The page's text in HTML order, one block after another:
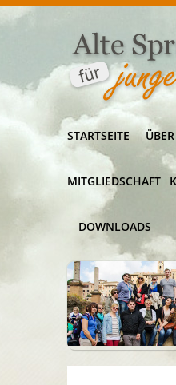
STARTSEITE
MITGLIEDSCHAFT
DOWNLOADS